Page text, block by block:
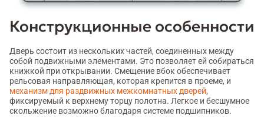
Конструкционные особенности
Дверь состоит из нескольких частей, соединенных между
собой подвижными элементами. Это позволяет ей собираться
книжкой при открывании. Смещение вбок обеспечивает
рельсовая направляющая, которая крепится в проеме, и
механизм для раздвижных межкомнатных дверей,
фиксируемый к верхнему торцу полотна. Легкое и бесшумное
скольжение возможно благодаря системе подшипников.